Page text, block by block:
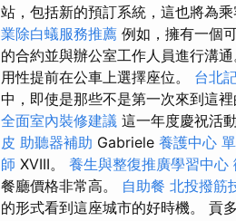
站，包括新的預訂系統，這也將為
業除白蟻服務推薦 例如，擁有一個
的合約並與辦公室工作人員進行溝通
用性提前在公車上選擇座位。 台北
中，即使是那些不是第一次來到這
全面室內裝修建議 這一年度慶祝活
皮 助聽器補助 Gabriele 養護中心
師 XVIII。 養生與整復推廣學習中心
餐廳價格非常高。 自助餐 北投撥筋
的形式看到這座城市的好時機。 貢